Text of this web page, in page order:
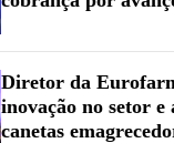
Diretor da
inovação no setor e
canetas